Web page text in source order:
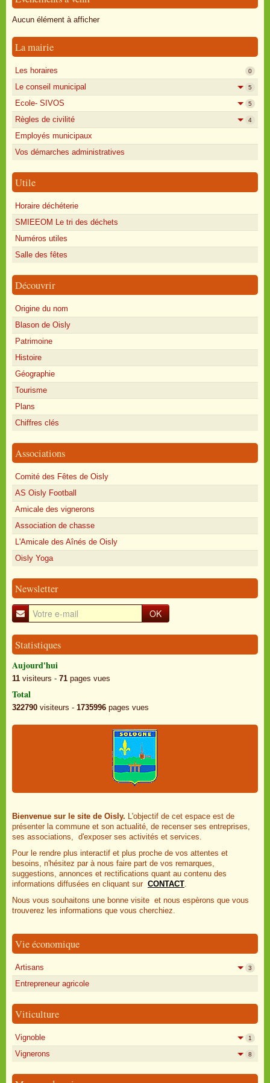
Oisly autrefois
Annonces
Aucun élément à afficher
La mairie
Les horaires 0
Le conseil municipal 5
Ecole- SIVOS 5
Règles de civilité 4
Employés municipaux
Vos démarches administratives
Utile
Horaire déchéterie
SMIEEOM Le tri des déchets
Numéros utiles
Salle des fêtes
Découvrir
Origine du nom
Blason de Oisly
Patrimoine
Histoire
Géographie
Tourisme
Plans
Chiffres clés
Associations
Comité des Fêtes de Oisly
AS Oisly Football
Amicale des vignerons
Association de chasse
L'Amicale des Aînés de Oisly
Oisly Yoga
Newsletter
OK
Statistiques
Aujourd'hui
11 visiteurs - 71 pages vues
Total
322790 visiteurs - 1735996 pages vues
Bienvenue sur le site de Oisly. L'objectif de cet espace est de
présenter la commune et son actualité, de recenser ses entreprises,
ses associations, d'exposer ses activités et services.
Pour le rendre plus interactif et plus proche de vos attentes et
besoins, n'hésitez par à nous faire part de vos remarques,
suggestions, annonces et rectifications quant au contenu des
informations diffusées en cliquant sur CONTACT.
Nous vous souhaitons une bonne visite et nous espèrons que vous
trouverez les informations que vous cherchiez.
Vie économique
Artisans 3
Entrepreneur agricole
Viticulture
Vignoble 1
Vignerons 8